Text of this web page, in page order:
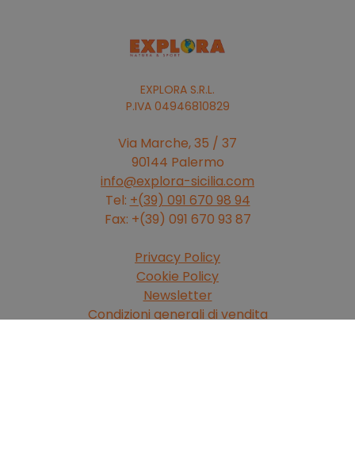
EXPLORA S.R.L.
P.IVA 04946810829
Via Marche, 35 / 37
90144 Palermo
info@explora-sicilia.com
Tel: +(39) 091 670 98 94
Fax: +(39) 091 670 93 87
Privacy Policy
Cookie Policy
Newsletter
Condizioni generali di vendita